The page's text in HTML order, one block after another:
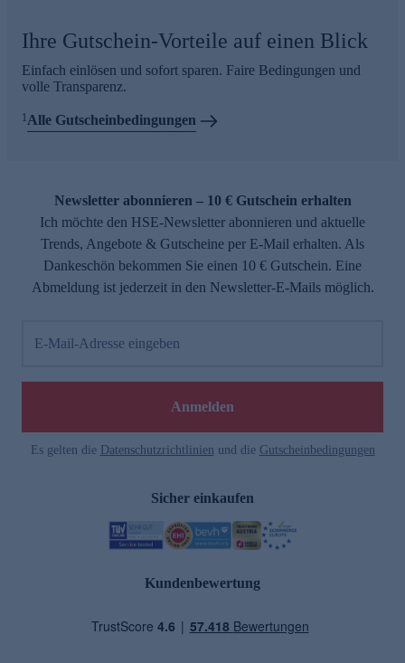
Ihre Gutschein-Vorteile auf einen Blick
Einfach einlösen und sofort sparen. Faire Bedingungen und
volle Transparenz.
1 Alle Gutscheinbedingungen
Newsletter abonnieren – 10 € Gutschein erhalten
Ich möchte den HSE-Newsletter abonnieren und aktuelle
Trends, Angebote & Gutscheine per E-Mail erhalten. Als
Dankeschön bekommen Sie einen 10 € Gutschein. Eine
Abmeldung ist jederzeit in den Newsletter-E-Mails möglich.
E-Mail-Adresse eingeben
Anmelden
Es gelten die Datenschutzrichtlinien und die Gutscheinbedingungen
Sicher einkaufen
Kundenbewertung